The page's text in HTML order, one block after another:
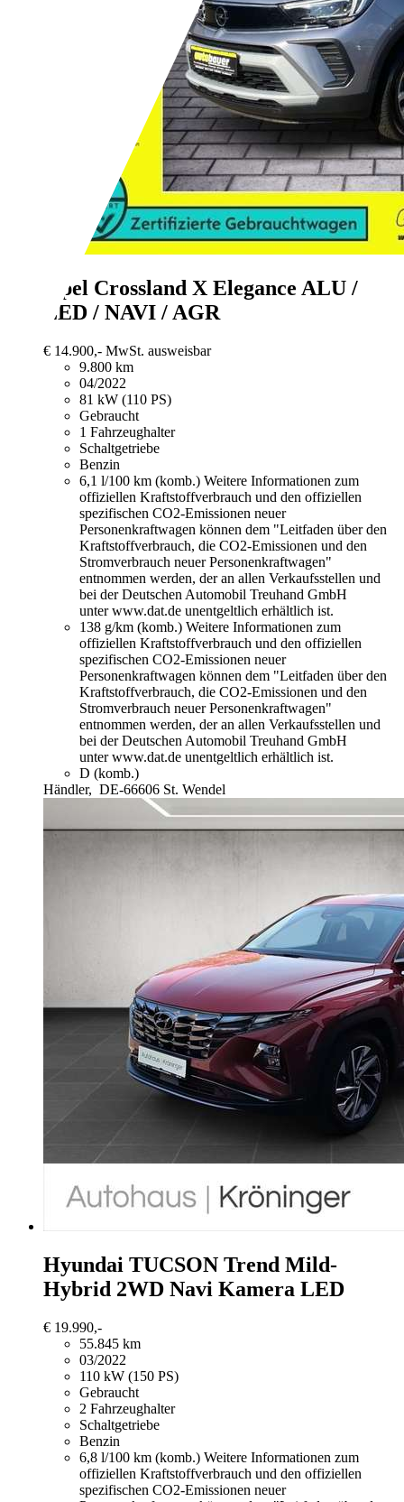
Opel Crossland X Elegance ALU /
LED / NAVI / AGR
€ 14.900,- MwSt. ausweisbar
9.800 km
04/2022
81 kW (110 PS)
Gebraucht
1 Fahrzeughalter
Schaltgetriebe
Benzin
6,1 l/100 km (komb.) Weitere Informationen zum
offiziellen Kraftstoffverbrauch und den offiziellen
spezifischen CO2-Emissionen neuer
Personenkraftwagen können dem "Leitfaden über den
Kraftstoffverbrauch, die CO2-Emissionen und den
Stromverbrauch neuer Personenkraftwagen"
entnommen werden, der an allen Verkaufsstellen und
bei der Deutschen Automobil Treuhand GmbH
unter www.dat.de unentgeltlich erhältlich ist.
138 g/km (komb.) Weitere Informationen zum
offiziellen Kraftstoffverbrauch und den offiziellen
spezifischen CO2-Emissionen neuer
Personenkraftwagen können dem "Leitfaden über den
Kraftstoffverbrauch, die CO2-Emissionen und den
Stromverbrauch neuer Personenkraftwagen"
entnommen werden, der an allen Verkaufsstellen und
bei der Deutschen Automobil Treuhand GmbH
unter www.dat.de unentgeltlich erhältlich ist.
D (komb.)
Händler, DE-66606 St. Wendel
Hyundai TUCSON Trend Mild-
Hybrid 2WD Navi Kamera LED
€ 19.990,-
55.845 km
03/2022
110 kW (150 PS)
Gebraucht
2 Fahrzeughalter
Schaltgetriebe
Benzin
6,8 l/100 km (komb.) Weitere Informationen zum
offiziellen Kraftstoffverbrauch und den offiziellen
spezifischen CO2-Emissionen neuer